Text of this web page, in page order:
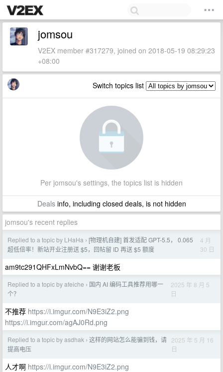
jomsou
V2EX member #317279, joined on 2018-05-19 08:29:23
+08:00
Switch topics list
Per jomsou's settings, the topics list is hidden
Dealsinfo, including closed deals, is not hidden
jomsou's recent replies
Replied to a topic by LHaHa › [物理机自建] 首发适配 GPT-5.5， 0.065
超低倍率！新站开业注册送 $5，回帖留 ID 再送 $5 额度
4 月
30 日
am9tc291QHFxLmNvbQ== 谢谢老板
Replied to a topic by afeiche › 国内 AI 编码工具推荐用哪一
个？
2025 年 8 月 5
日
不推荐 https://i.imgur.com/N9E3iZ2.png
https://i.imgur.com/agAJ0Rd.png
Replied to a topic by asdhak › 这样的网站怎么能骗到钱，请
提高电压
2025 年 5 月 16
日
人才啊 https://i.imgur.com/N9E3iZ2.png